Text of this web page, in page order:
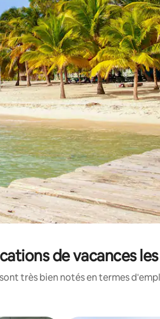
le bas pour les parcourir ou en
de vacances
très bien notés en termes